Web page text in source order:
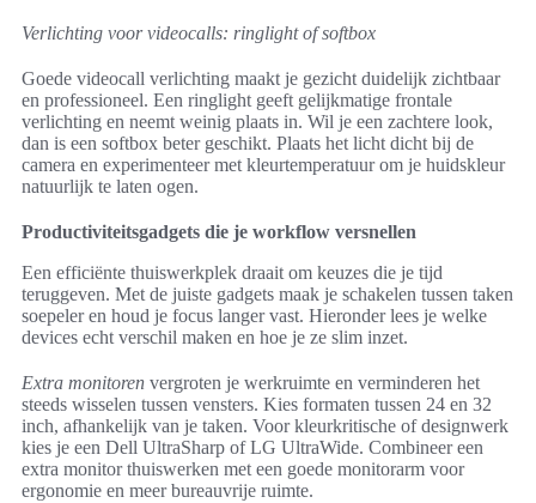
Verlichting voor videocalls: ringlight of softbox
Goede videocall verlichting maakt je gezicht duidelijk zichtbaar
en professioneel. Een ringlight geeft gelijkmatige frontale
verlichting en neemt weinig plaats in. Wil je een zachtere look,
dan is een softbox beter geschikt. Plaats het licht dicht bij de
camera en experimenteer met kleurtemperatuur om je huidskleur
natuurlijk te laten ogen.
Productiviteitsgadgets die je workflow versnellen
Een efficiënte thuiswerkplek draait om keuzes die je tijd
teruggeven. Met de juiste gadgets maak je schakelen tussen taken
soepeler en houd je focus langer vast. Hieronder lees je welke
devices echt verschil maken en hoe je ze slim inzet.
Extra monitoren vergroten je werkruimte en verminderen het
steeds wisselen tussen vensters. Kies formaten tussen 24 en 32
inch, afhankelijk van je taken. Voor kleurkritische of designwerk
kies je een Dell UltraSharp of LG UltraWide. Combineer een
extra monitor thuiswerken met een goede monitorarm voor
ergonomie en meer bureauvrije ruimte.